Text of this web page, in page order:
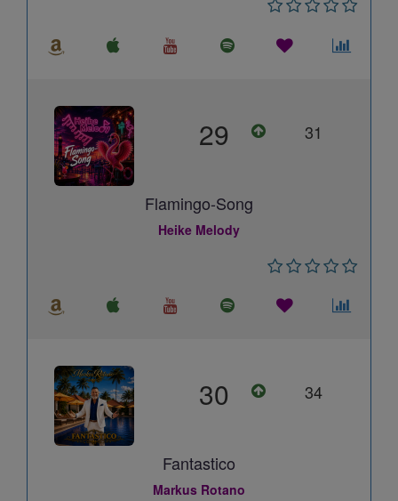
29 31
Flamingo-Song
Heike Melody
30 34
Fantastico
Markus Rotano